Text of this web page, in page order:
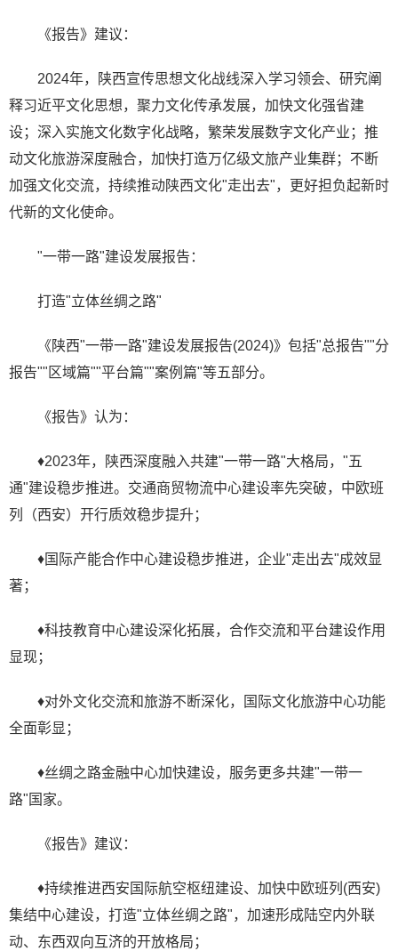
《报告》建议：
2024年，陕西宣传思想文化战线深入学习领会、研究阐
释习近平文化思想，聚力文化传承发展，加快文化强省建
设；深入实施文化数字化战略，繁荣发展数字文化产业；推
动文化旅游深度融合，加快打造万亿级文旅产业集群；不断
加强文化交流，持续推动陕西文化"走出去"，更好担负起新时
代新的文化使命。
"一带一路"建设发展报告：
打造"立体丝绸之路"
《陕西"一带一路"建设发展报告(2024)》包括"总报告""分
报告""区域篇""平台篇""案例篇"等五部分。
《报告》认为：
♦2023年，陕西深度融入共建"一带一路"大格局，"五
通"建设稳步推进。交通商贸物流中心建设率先突破，中欧班
列（西安）开行质效稳步提升；
♦国际产能合作中心建设稳步推进，企业"走出去"成效显
著；
♦科技教育中心建设深化拓展，合作交流和平台建设作用
显现；
♦对外文化交流和旅游不断深化，国际文化旅游中心功能
全面彰显；
♦丝绸之路金融中心加快建设，服务更多共建"一带一
路"国家。
《报告》建议：
♦持续推进西安国际航空枢纽建设、加快中欧班列(西安)
集结中心建设，打造"立体丝绸之路"，加速形成陆空内外联
动、东西双向互济的开放格局；